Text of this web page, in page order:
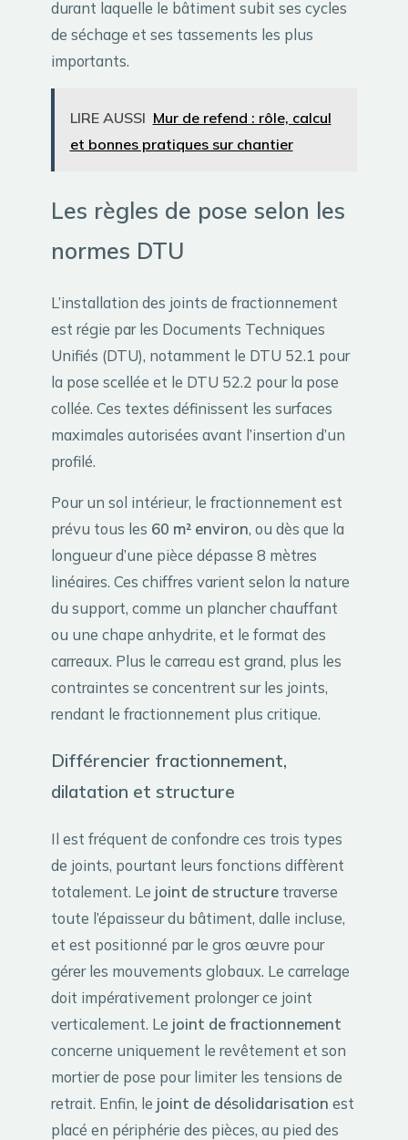
durant laquelle le bâtiment subit ses cycles
de séchage et ses tassements les plus
importants.
LIRE AUSSI Mur de refend : rôle, calcul
et bonnes pratiques sur chantier
Les règles de pose selon les
normes DTU
L’installation des joints de fractionnement
est régie par les Documents Techniques
Unifiés (DTU), notamment le DTU 52.1 pour
la pose scellée et le DTU 52.2 pour la pose
collée. Ces textes définissent les surfaces
maximales autorisées avant l’insertion d’un
profilé.
Pour un sol intérieur, le fractionnement est
prévu tous les 60 m² environ, ou dès que la
longueur d’une pièce dépasse 8 mètres
linéaires. Ces chiffres varient selon la nature
du support, comme un plancher chauffant
ou une chape anhydrite, et le format des
carreaux. Plus le carreau est grand, plus les
contraintes se concentrent sur les joints,
rendant le fractionnement plus critique.
Différencier fractionnement,
dilatation et structure
Il est fréquent de confondre ces trois types
de joints, pourtant leurs fonctions diffèrent
totalement. Le joint de structure traverse
toute l’épaisseur du bâtiment, dalle incluse,
et est positionné par le gros œuvre pour
gérer les mouvements globaux. Le carrelage
doit impérativement prolonger ce joint
verticalement. Le joint de fractionnement
concerne uniquement le revêtement et son
mortier de pose pour limiter les tensions de
retrait. Enfin, le joint de désolidarisation est
placé en périphérie des pièces, au pied des